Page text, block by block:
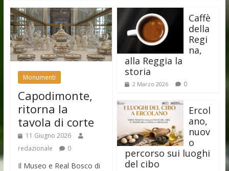
Monumenti
Capodimonte,
ritorna la
tavola di corte
11 Giugno 2026
redazionale
0
Il Museo e Real Bosco di
Caffè
della
Regi
na,
alla Reggia la
storia
2 Marzo 2026 0
Ercol
ano,
nuov
o
percorso sui luoghi
del cibo